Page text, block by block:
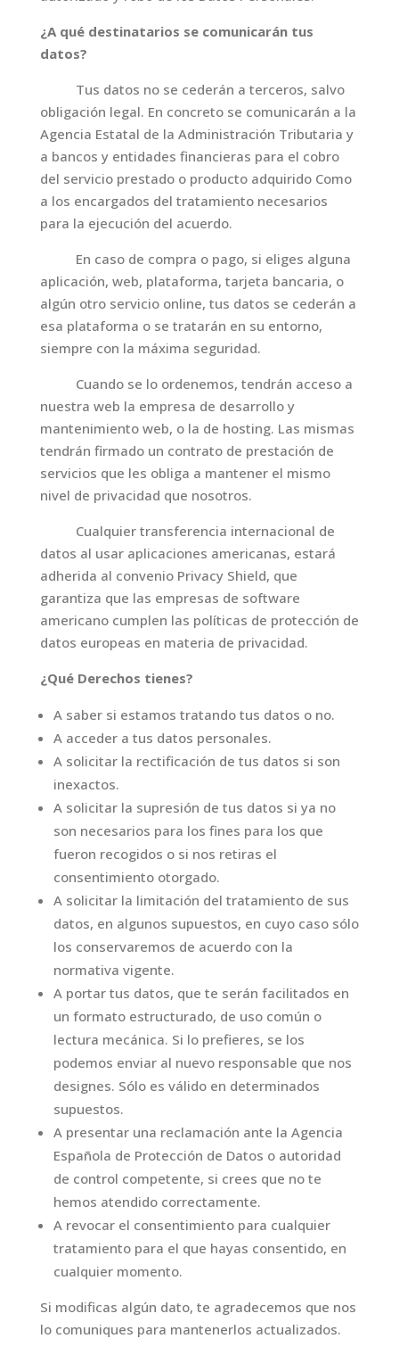
¿A qué destinatarios se comunicarán tus
datos?
Tus datos no se cederán a terceros, salvo
obligación legal. En concreto se comunicarán a la
Agencia Estatal de la Administración Tributaria y
a bancos y entidades financieras para el cobro
del servicio prestado o producto adquirido Como
a los encargados del tratamiento necesarios
para la ejecución del acuerdo.
En caso de compra o pago, si eliges alguna
aplicación, web, plataforma, tarjeta bancaria, o
algún otro servicio online, tus datos se cederán a
esa plataforma o se tratarán en su entorno,
siempre con la máxima seguridad.
Cuando se lo ordenemos, tendrán acceso a
nuestra web la empresa de desarrollo y
mantenimiento web, o la de hosting. Las mismas
tendrán firmado un contrato de prestación de
servicios que les obliga a mantener el mismo
nivel de privacidad que nosotros.
Cualquier transferencia internacional de
datos al usar aplicaciones americanas, estará
adherida al convenio Privacy Shield, que
garantiza que las empresas de software
americano cumplen las políticas de protección de
datos europeas en materia de privacidad.
¿Qué Derechos tienes?
A saber si estamos tratando tus datos o no.
A acceder a tus datos personales.
A solicitar la rectificación de tus datos si son
inexactos.
A solicitar la supresión de tus datos si ya no
son necesarios para los fines para los que
fueron recogidos o si nos retiras el
consentimiento otorgado.
A solicitar la limitación del tratamiento de sus
datos, en algunos supuestos, en cuyo caso sólo
los conservaremos de acuerdo con la
normativa vigente.
A portar tus datos, que te serán facilitados en
un formato estructurado, de uso común o
lectura mecánica. Si lo prefieres, se los
podemos enviar al nuevo responsable que nos
designes. Sólo es válido en determinados
supuestos.
A presentar una reclamación ante la Agencia
Española de Protección de Datos o autoridad
de control competente, si crees que no te
hemos atendido correctamente.
A revocar el consentimiento para cualquier
tratamiento para el que hayas consentido, en
cualquier momento.
Si modificas algún dato, te agradecemos que nos
lo comuniques para mantenerlos actualizados.